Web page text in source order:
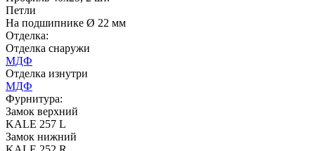
C51
Петли
На подшипнике Ø 22 мм
Отделка:
Отделка снаружи
МДФ
Отделка изнутри
МДФ
Фурнитура:
Замок верхний
KALE 257 L
Замок нижний